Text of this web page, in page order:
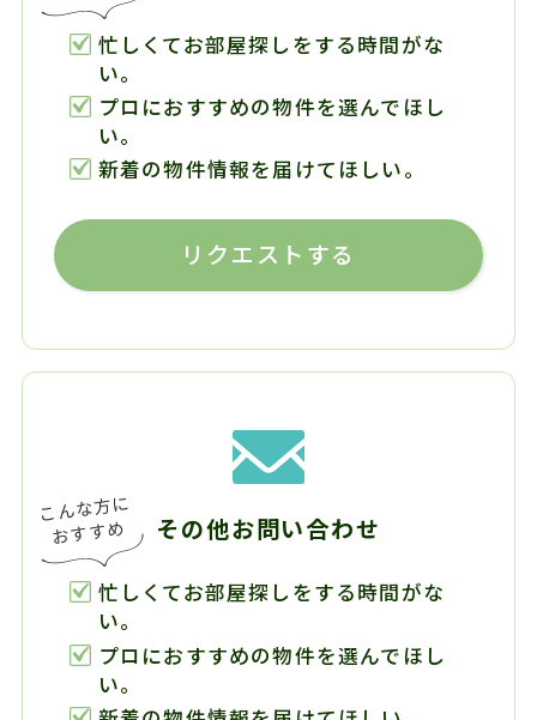
忙しくてお部屋探しをする時間がな
い。
プロにおすすめの物件を選んでほし
い。
新着の物件情報を届けてほしい。
リクエストする
その他お問い合わせ
忙しくてお部屋探しをする時間がな
い。
プロにおすすめの物件を選んでほし
い。